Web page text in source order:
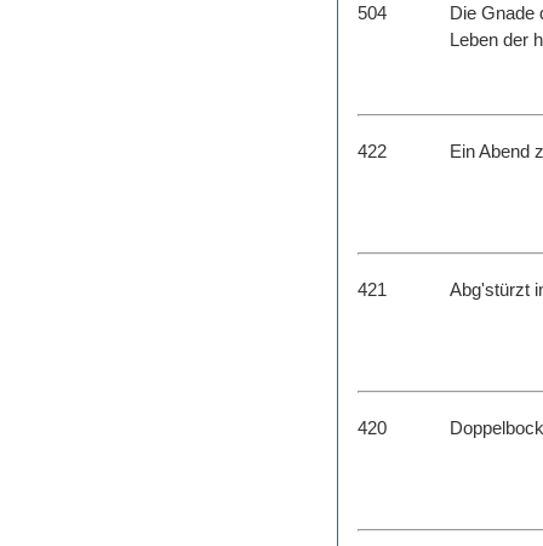
504
Die Gnade
Leben der
422 Ein Abend
421 Abg'stürzt
420